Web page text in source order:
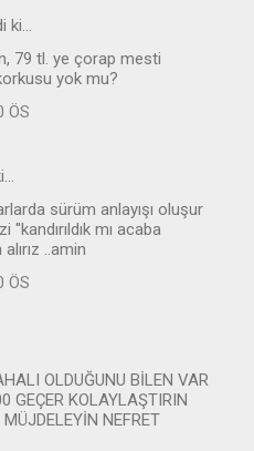
ki…
79 tl. ye çorap mesti
yok mu?
ÖS
sürüm anlayışı oluşur
mı acaba
..amin
ÖS
OLDUĞUNU BİLEN VAR
GEÇER KOLAYLAŞTIRIN
NEFRET